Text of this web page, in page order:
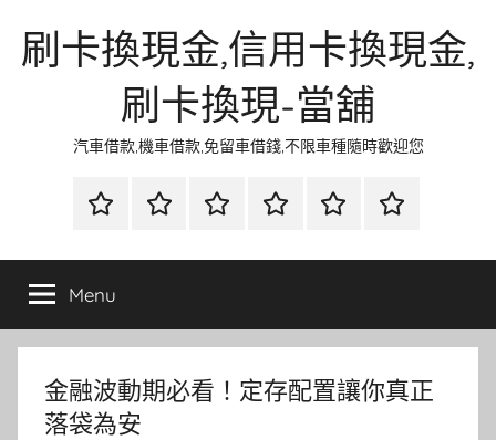
刷卡換現金,信用卡換現金,
刷卡換現-當舖
汽車借款,機車借款,免留車借錢,不限車種隨時歡迎您
首
當
金
網
資
流
時
環
清
聯
徵
Menu
金融波動期必看！定存配置讓你真正
落袋為安